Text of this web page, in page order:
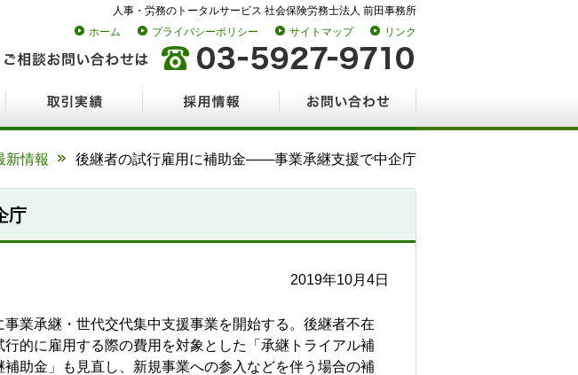
人事・労務のトータルサービス 社会保険労務士法人 前田事務所
ホーム
プライバシーポリシー サイトマップ リンク
新情報 後継者の試行雇用に補助金――事業承継支援で中企庁
庁
2019年10月4日
業承継・世代交代集中支援事業を開始する。後継者不在
的に雇用する際の費用を対象とした「承継トライアル補
助金」も見直し、新規事業への参入などを伴う場合の補